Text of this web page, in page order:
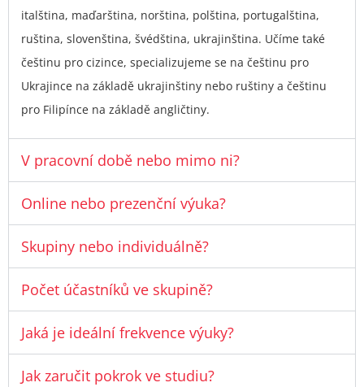
italština, maďarština, norština, polština, portugalština,
ruština, slovenština, švédština, ukrajinština. Učíme také
češtinu pro cizince, specializujeme se na češtinu pro
Ukrajince na základě ukrajinštiny nebo ruštiny a češtinu
pro Filipínce na základě angličtiny.
V pracovní době nebo mimo ni?
Online nebo prezenční výuka?
Skupiny nebo individuálně?​
Počet účastníků ve skupině?
Jaká je ideální frekvence výuky?
Jak zaručit pokrok ve studiu?